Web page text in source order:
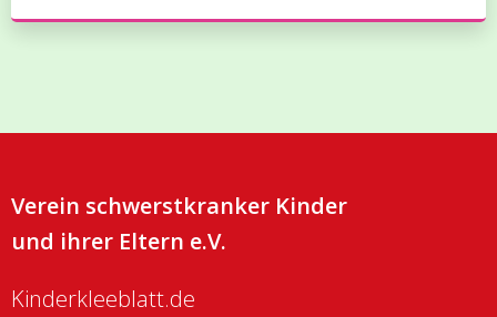
Verein schwerstkranker Kinder
und ihrer Eltern e.V.
Kinderkleeblatt.de